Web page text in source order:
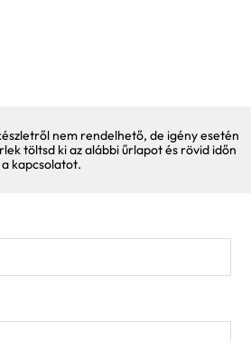
nem rendelhető, de igény esetén
töltsd ki az alábbi űrlapot és rövid időn
kapcsolatot.